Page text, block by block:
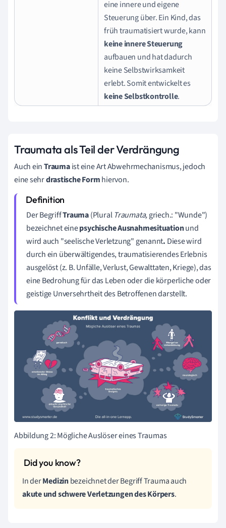
eine innere und eigene
Steuerung über. Ein Kind, das
früh traumatisiert wurde, kann
keine innere Steuerung
aufbauen und hat dadurch
keine Selbstwirksamkeit
erlebt. Somit entwickelt es
keine Selbstkontrolle.
Traumata als Teil der Verdrängung
Auch einTraumaist eine Art Abwehrmechanismus, jedoch
eine sehrdrastische Formhiervon.
Der BegriffTrauma(Plural Traumata,griech.: "Wunde")
bezeichnet einepsychische Ausnahmesituationund
wird auch "seelische Verletzung" genannt. Diese wird
durch ein überwältigendes, traumatisierendes Erlebnis
ausgelöst (z. B. Unfälle, Verlust, Gewalttaten, Kriege), das
eine Bedrohung für das Leben oder die körperliche oder
geistige Unversehrtheit des Betroffenen darstellt.
Abbildung 2: Mögliche Auslöser eines Traumas
In derMedizinbezeichnet der Begriff Trauma auch
akute und schwere Verletzungen des Körpers.